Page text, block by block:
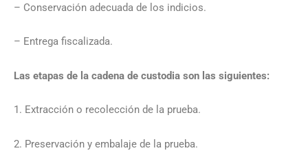
– Conservación adecuada de los indicios.
– Entrega fiscalizada.
Las etapas de la cadena de custodia son las siguientes:
1. Extracción o recolección de la prueba.
2. Preservación y embalaje de la prueba.